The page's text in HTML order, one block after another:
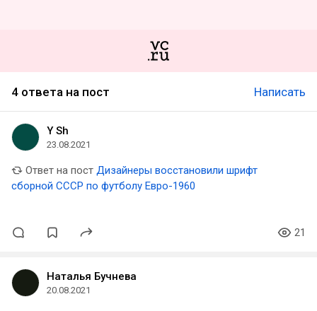
4 ответа на пост Написать
Y Sh
23.08.2021
Ответ на пост Дизайнеры восстановили шрифт
сборной СССР по футболу Евро-1960
21
Наталья Бучнева
20.08.2021